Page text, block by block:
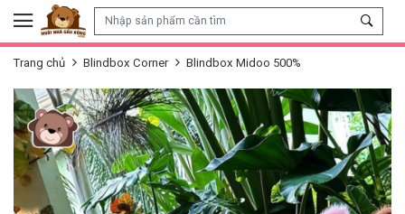
Skip to content
Trang chủ Blindbox Corner Blindbox Midoo 500%